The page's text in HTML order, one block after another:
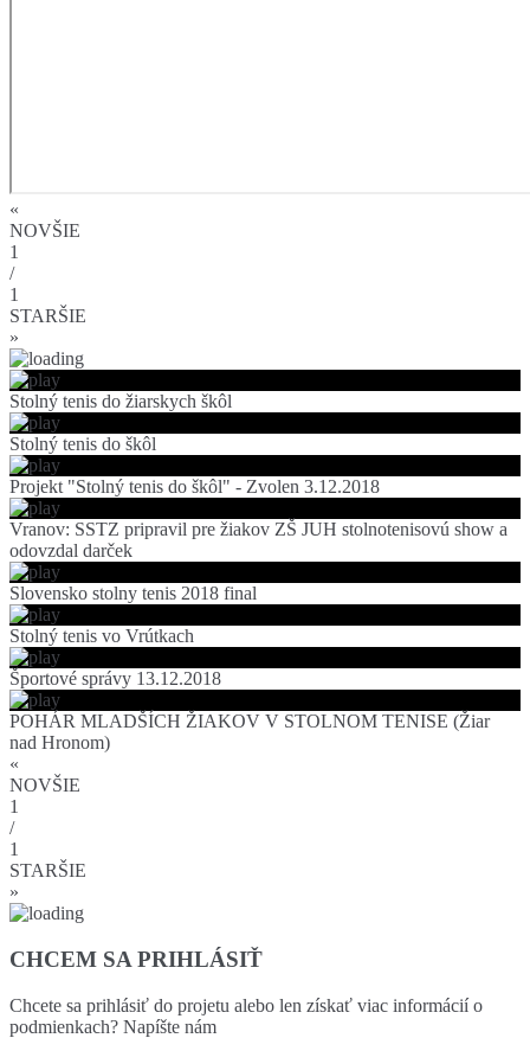
«
NOVŠIE
1
/
1
STARŠIE
»
Stolný tenis do žiarskych škôl
Stolný tenis do škôl
Projekt "Stolný tenis do škôl" - Zvolen 3.12.2018
Vranov: SSTZ pripravil pre žiakov ZŠ JUH stolnotenisovú show a
odovzdal darček
Slovensko stolny tenis 2018 final
Stolný tenis vo Vrútkach
Športové správy 13.12.2018
POHÁR MLADŠÍCH ŽIAKOV V STOLNOM TENISE (Žiar
nad Hronom)
«
NOVŠIE
1
/
1
STARŠIE
»
CHCEM SA PRIHLÁSIŤ
Chcete sa prihlásiť do projetu alebo len získať viac informácií o
podmienkach? Napíšte nám